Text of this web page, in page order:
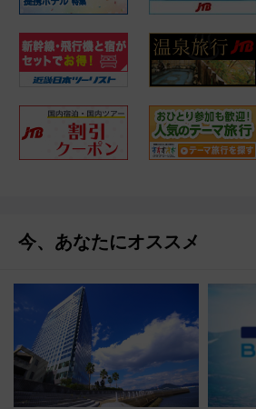
今、あなたにオススメ